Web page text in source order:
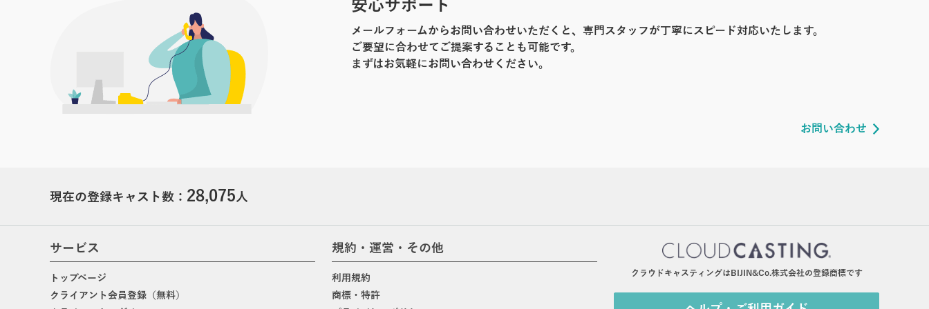
安心サポート
メールフォームからお問い合わせいただくと、専門スタッフが丁寧にスピード対応いたします。
ご要望に合わせてご提案することも可能です。
まずはお気軽にお問い合わせください。
お問い合わせ
現在の登録キャスト数： 28,075人
サービス
トップページ
クライアント会員登録（無料）
規約・運営・その他
利用規約
商標・特許
クラウドキャスティングはBIJIN&Co.株式会社の登録商標です